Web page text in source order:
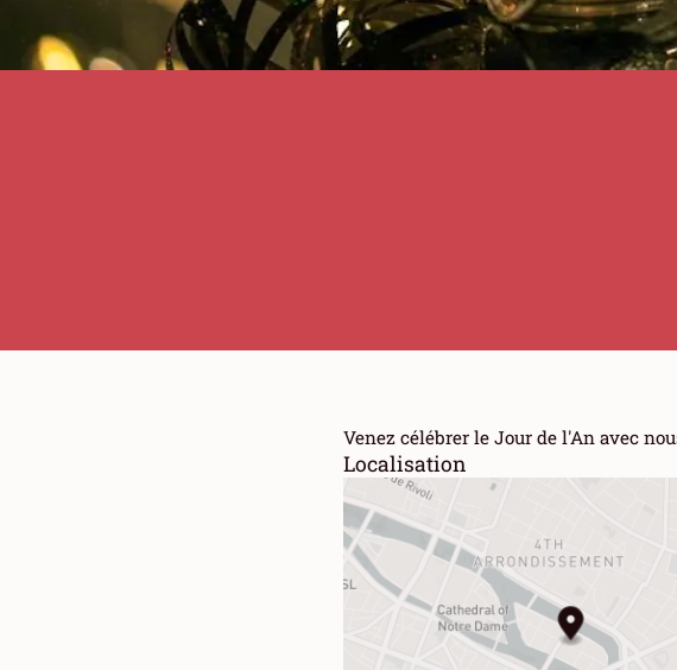
Venez célébrer le Jour de l'An avec
Localisation